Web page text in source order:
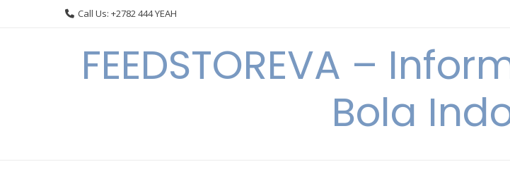
Call Us: +2782 444 YEAH
FEEDSTOREVA –
Bola